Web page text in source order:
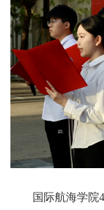
国际航海学院